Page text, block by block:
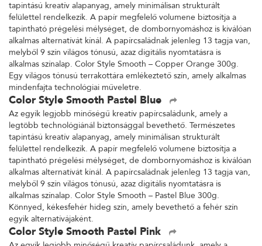
tapintású kreatív alapanyag, amely minimálisan strukturált
felülettel rendelkezik. A papír megfelelő volumene biztosítja a
tapintható prégelési mélységet, de dombornyomáshoz is kiválóan
alkalmas alternatívát kínál. A papírcsaládnak jelenleg 13 tagja van,
melyből 9 szín világos tónusú, azaz digitális nyomtatásra is
alkalmas színalap. Color Style Smooth – Copper Orange 300g.
Egy világos tónusú terrakottára emlékeztető szín, amely alkalmas
mindenfajta technológiai műveletre.
Color Style Smooth Pastel Blue
Az egyik legjobb minőségű kreatív papírcsaládunk, amely a
legtöbb technológiánál biztonsággal bevethető. Természetes
tapintású kreatív alapanyag, amely minimálisan strukturált
felülettel rendelkezik. A papír megfelelő volumene biztosítja a
tapintható prégelési mélységet, de dombornyomáshoz is kiválóan
alkalmas alternatívát kínál. A papírcsaládnak jelenleg 13 tagja van,
melyből 9 szín világos tónusú, azaz digitális nyomtatásra is
alkalmas színalap. Color Style Smooth – Pastel Blue 300g.
Könnyed, kékesfehér hideg szín, amely bevethető a fehér szín
egyik alternatívájaként.
Color Style Smooth Pastel Pink